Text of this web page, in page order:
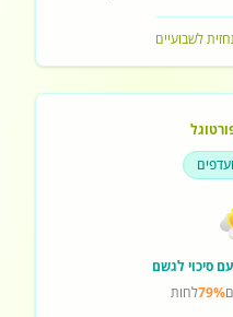
לשבועיים
סיכוי לגשם
79%לחות